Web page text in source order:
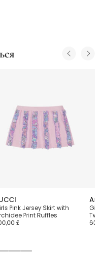
Pink Jersey Skirt with
Print Ruffles
£
Girls
60,00